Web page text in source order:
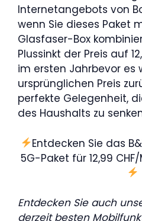
Internetangebots von
wenn Sie dieses Paket
Glasfaser-Box
Plussinkt der Preis auf
im ersten Jahrbevor es
ursprünglichen Preis
perfekte Gelegenheit,
des Haushalts zu
Entdecken Sie das
5G-Paket für 12,99
Entdecken Sie auch
derzeit besten